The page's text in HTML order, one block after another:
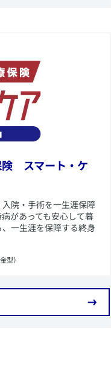
険 スマート・ケ
院・手術を一生涯保障
があっても安心して暮
一生涯を保障する終身
型）